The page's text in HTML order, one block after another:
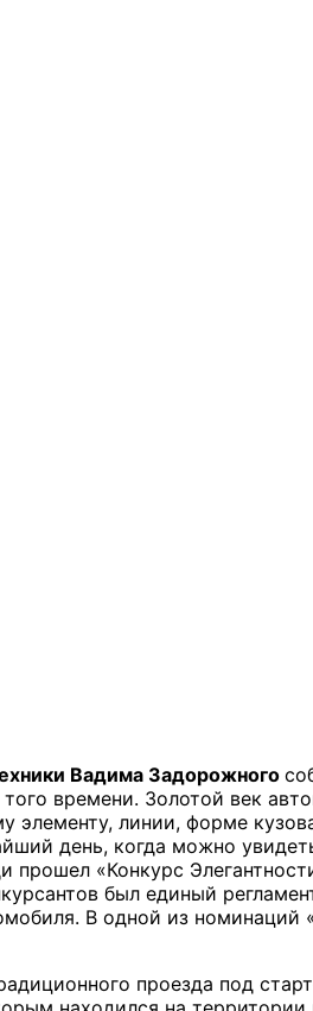
Вадима Задорожного
времени. Золотой век
элементу, линии, форме
день, когда можно
прошел «Конкурс
был единый
В одной из
проезда под